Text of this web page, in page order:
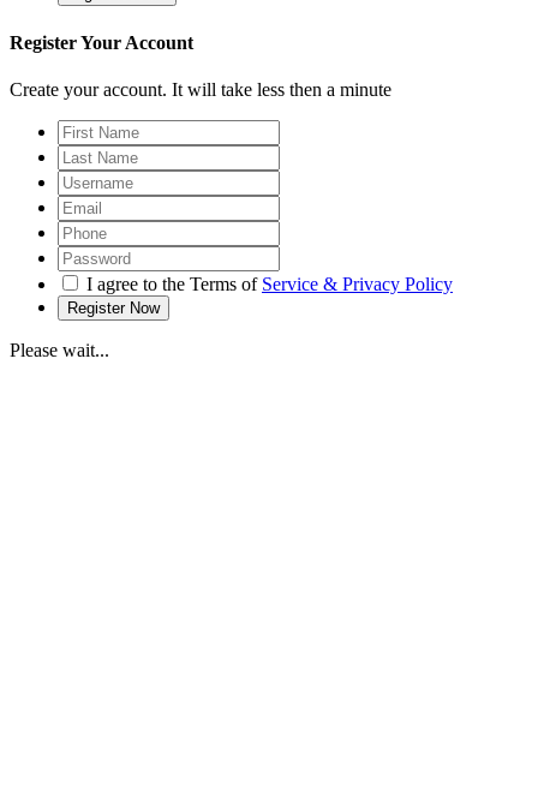
Register Your Account
Create your account. It will take less then a minute
I agree to the Terms of Service & Privacy Policy
Please wait...